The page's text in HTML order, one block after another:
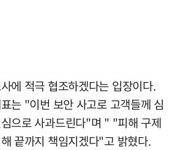
에 적극 협조하겠다는 입장이다.
는 "이번 보안 사고로 고객들께 심
으로 사과드린다"며 " "피해 구제
끝까지 책임지겠다"고 밝혔다.